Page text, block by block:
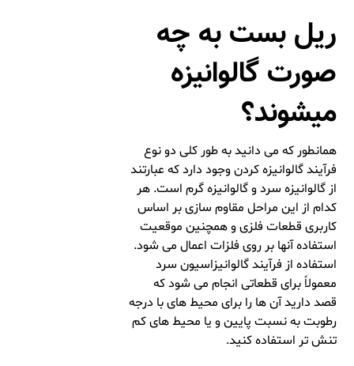
ریل بست به چه
صورت گالوانیزه
میشوند؟
همانطور که می دانید به طور کلی دو نوع
فرآیند گالوانیزه کردن وجود دارد که عبارتند
از گالوانیزه سرد و گالوانیزه گرم است. هر
کدام از این مراحل مقاوم سازی بر اساس
کاربری قطعات فلزی و همچنین موقعیت
استفاده آنها بر روی فلزات اعمال می شود.
استفاده از فرآیند گالوانیزاسیون سرد
معمولاً برای قطعاتی انجام می شود که
قصد دارید آن ها را برای محیط های با درجه
رطوبت به نسبت پایین و یا محیط های کم
تنش تر استفاده کنید.